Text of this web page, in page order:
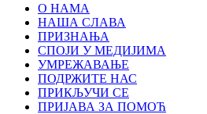
О НАМА
НАША СЛАВА
ПРИЗНАЊА
СПОЈИ У МЕДИЈИМА
УМРЕЖАВАЊЕ
ПОДРЖИТЕ НАС
ПРИКЉУЧИ СЕ
ПРИЈАВА ЗА ПОМОЋ